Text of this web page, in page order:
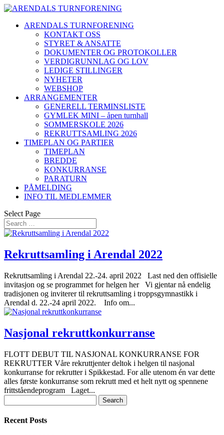
ARENDALS TURNFORENING
KONTAKT OSS
STYRET & ANSATTE
DOKUMENTER OG PROTOKOLLER
VERDIGRUNNLAG OG LOV
LEDIGE STILLINGER
NYHETER
WEBSHOP
ARRANGEMENTER
GENERELL TERMINSLISTE
GYMLEK MINI – åpen turnhall
SOMMERSKOLE 2026
REKRUTTSAMLING 2026
TIMEPLAN OG PARTIER
TIMEPLAN
BREDDE
KONKURRANSE
PARATURN
PÅMELDING
INFO TIL MEDLEMMER
Select Page
Rekruttsamling i Arendal 2022
Rekruttsamling i Arendal 22.-24. april 2022 Last ned den offisielle
invitasjon og se programmet for helgen her Vi gjentar nå endelig
tradisjonen og inviterer til rekruttsamling i troppsgymnastikk i
Arendal d. 22.-24 april 2022. Info om...
Nasjonal rekruttkonkurranse
FLOTT DEBUT TIL NASJONAL KONKURRANSE FOR
REKRUTTER Våre rekruttjenter deltok i helgen til nasjonal
konkurranse for rekrutter i Spikkestad. For alle utenom én var dette
alles første konkurranse som rekrutt med et helt nytt og spennene
frittståendeprogram Laget...
for:
Recent Posts